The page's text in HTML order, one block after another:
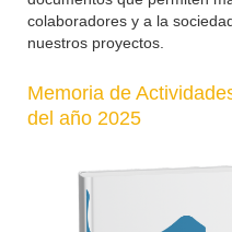
colaboradores y a la
nuestros proyectos.
Memoria de
del año 2025